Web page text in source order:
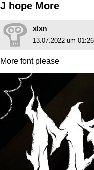
J hope More
xlxn
13.07.2022 um 01:26
More font please